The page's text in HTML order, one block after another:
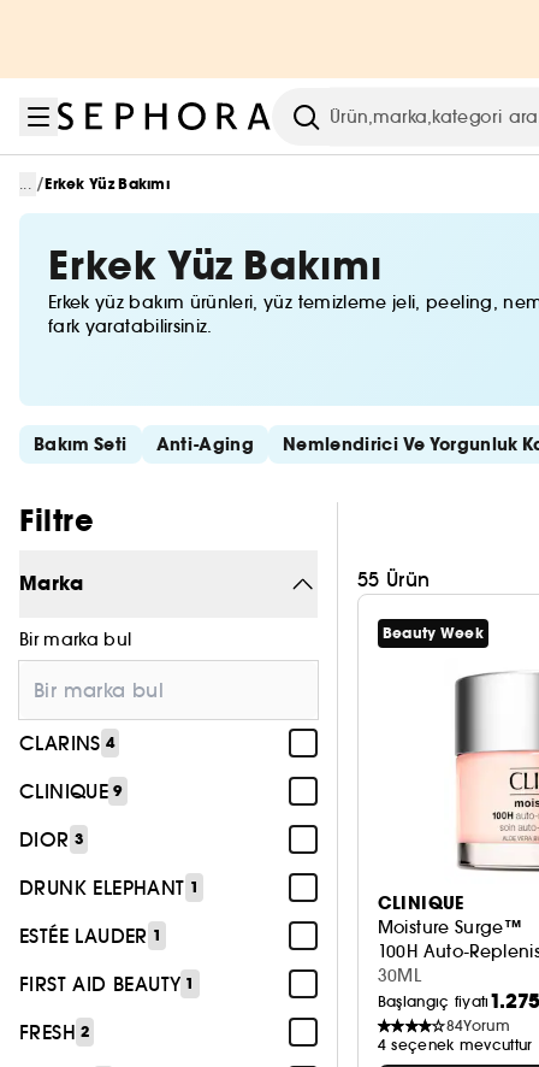
Arama
... /Erkek Yüz Bakımı
Erkek Yüz Bakımı
Erkek yüz bakım ürünleri, yüz temizleme jeli, peeling,
fark yaratabilirsiniz.
Hızlı bağlantıları atla
Bakım Seti Anti-Aging Nemlendirici Ve Yorgunluk
Filtre
Marka
Bir marka bul
CLARINS 4
CLINIQUE 9
DIOR 3
DRUNK ELEPHANT 1
ESTÉE LAUDER 1
FIRST AID BEAUTY 1
FRESH 2
55 Ürün
Beauty Week
CLINIQUE
Moisture Surge™
100H Auto-
30ML
Başlangıç fiyatı
84Yorum
4 seçenek mevcuttur